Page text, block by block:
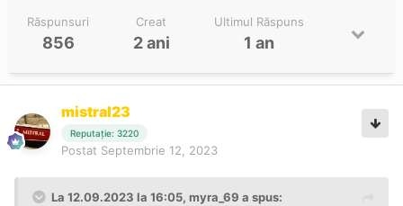
Răspunsuri
856
Creat
2 ani
Ultimul Răspuns
1 an
mistral23
Reputație: 3220
Postat Septembrie 12, 2023
La 12.09.2023 la 16:05, myra_69 a spus: